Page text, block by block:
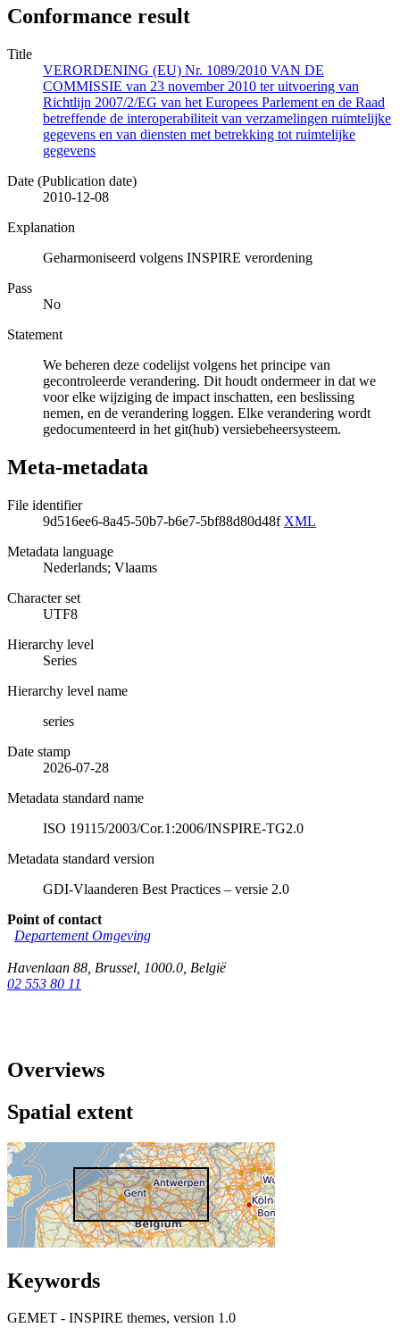
Conformance result
Title
VERORDENING (EU) Nr. 1089/2010 VAN DE
COMMISSIE van 23 november 2010 ter uitvoering van
Richtlijn 2007/2/EG van het Europees Parlement en de Raad
betreffende de interoperabiliteit van verzamelingen ruimtelijke
gegevens en van diensten met betrekking tot ruimtelijke
gegevens
Date (Publication date)
2010-12-08
Explanation
Geharmoniseerd volgens INSPIRE verordening
Pass
No
Statement
We beheren deze codelijst volgens het principe van
gecontroleerde verandering. Dit houdt ondermeer in dat we
voor elke wijziging de impact inschatten, een beslissing
nemen, en de verandering loggen. Elke verandering wordt
gedocumenteerd in het git(hub) versiebeheersysteem.
Meta-metadata
File identifier
9d516ee6-8a45-50b7-b6e7-5bf88d80d48f XML
Metadata language
Nederlands; Vlaams
Character set
UTF8
Hierarchy level
Series
Hierarchy level name
series
Date stamp
2026-07-28
Metadata standard name
ISO 19115/2003/Cor.1:2006/INSPIRE-TG2.0
Metadata standard version
GDI-Vlaanderen Best Practices – versie 2.0
Point of contact
Departement Omgeving
Havenlaan 88 Brussel 1000.0 België
02 553 80 11
Overviews
Spatial extent
Keywords
GEMET - INSPIRE themes, version 1.0